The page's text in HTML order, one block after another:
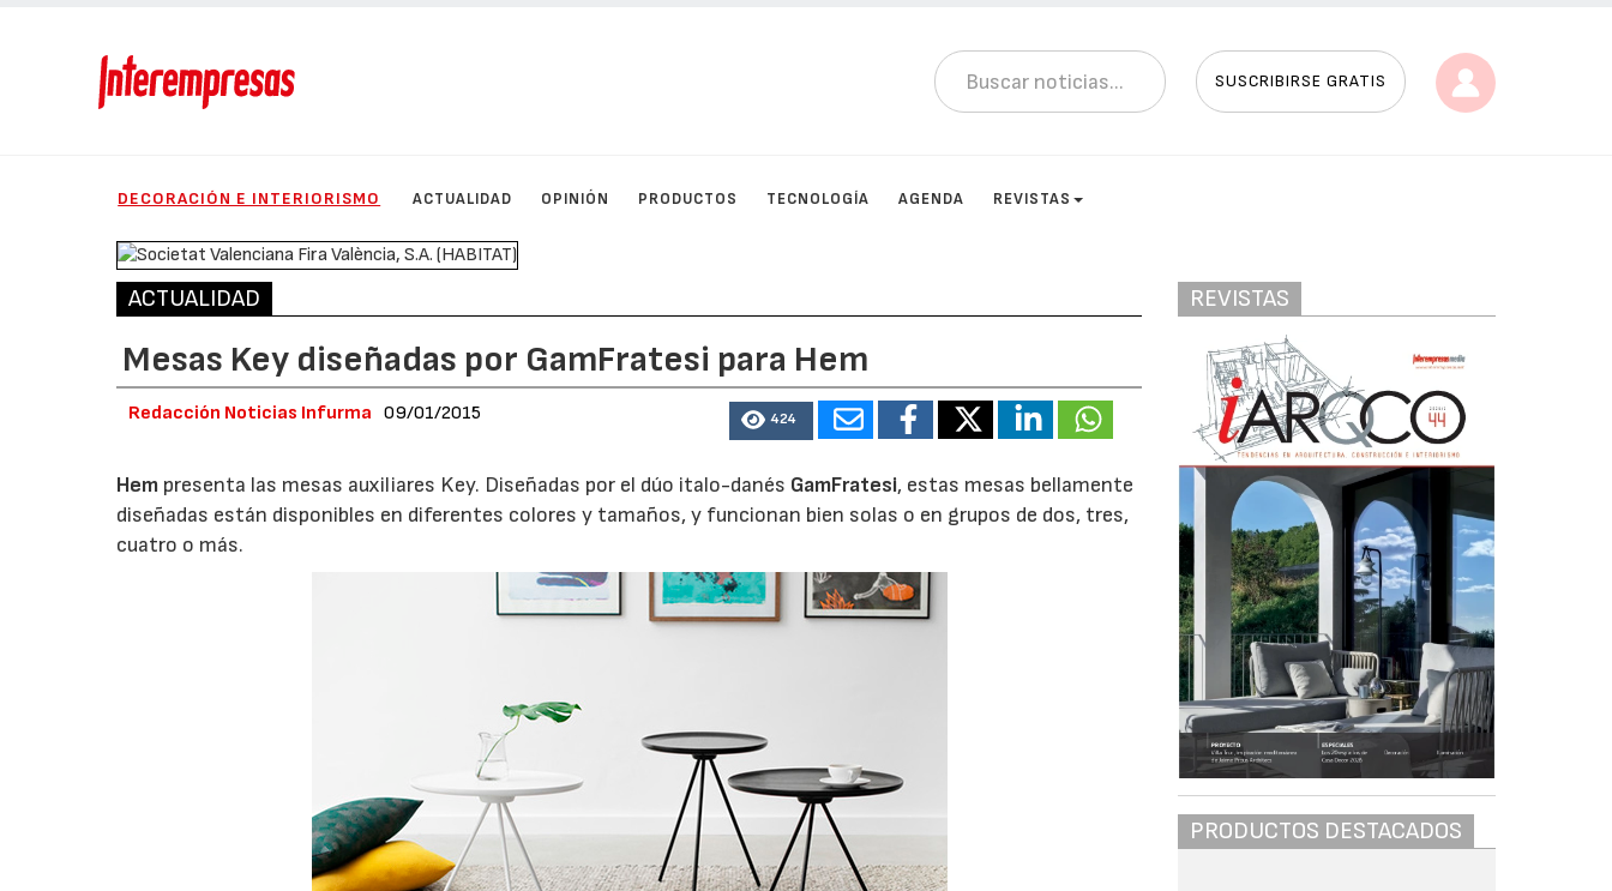
SUSCRIBIRSE GRATIS
DECORACIÓN E INTERIORISMO ACTUALIDAD OPINIÓN PRODUCTOS TECNOLOGÍA AGENDA REVISTAS
ACTUALIDAD
Mesas Key diseñadas por GamFratesi para Hem
Redacción Noticias Infurma 09/01/2015 424
Hem presenta las mesas auxiliares Key. Diseñadas por el dúo italo-danés GamFratesi, estas mesas bellamente
diseñadas están disponibles en diferentes colores y tamaños, y funcionan bien solas o en grupos de dos, tres,
cuatro o más.
REVISTAS
PRODUCTOS DESTACADOS